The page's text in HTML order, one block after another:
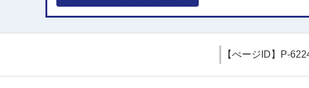
【ぺージID】 P-